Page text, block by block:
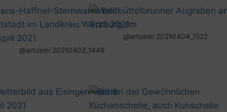
@artusmi 20210402_1446
@artusmi 20210404_1522